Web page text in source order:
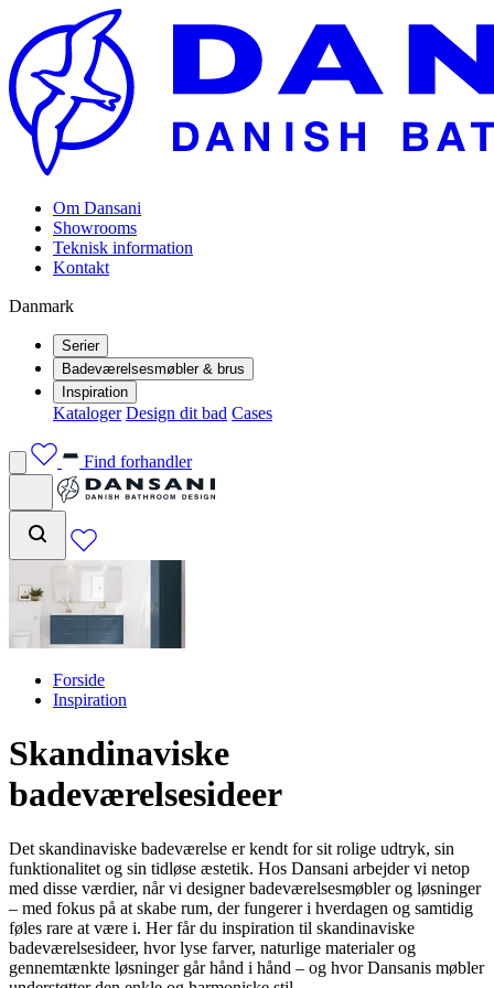
Om Dansani
Showrooms
Teknisk information
Kontakt
Danmark
Serier
Badeværelsesmøbler & brus
Inspiration
Kataloger Design dit bad Cases
Find forhandler
Forside
Inspiration
Skandinaviske
badeværelsesideer
Det skandinaviske badeværelse er kendt for sit rolige udtryk, sin
funktionalitet og sin tidløse æstetik. Hos Dansani arbejder vi netop
med disse værdier, når vi designer badeværelsesmøbler og løsninger
– med fokus på at skabe rum, der fungerer i hverdagen og samtidig
føles rare at være i. Her får du inspiration til skandinaviske
badeværelsesideer, hvor lyse farver, naturlige materialer og
gennemtænkte løsninger går hånd i hånd – og hvor Dansanis møbler